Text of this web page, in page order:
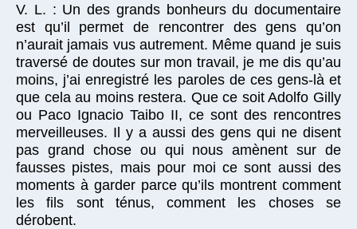
V. L. : Un des grands bonheurs du documentaire
est qu’il permet de rencontrer des gens qu’on
n’aurait jamais vus autrement. Même quand je suis
traversé de doutes sur mon travail, je me dis qu’au
moins, j’ai enregistré les paroles de ces gens-là et
que cela au moins restera. Que ce soit Adolfo Gilly
ou Paco Ignacio Taibo II, ce sont des rencontres
merveilleuses. Il y a aussi des gens qui ne disent
pas grand chose ou qui nous amènent sur de
fausses pistes, mais pour moi ce sont aussi des
moments à garder parce qu’ils montrent comment
les fils sont ténus, comment les choses se
dérobent.